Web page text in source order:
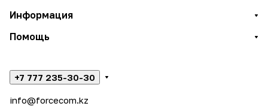
Информация
Помощь
+7 777 235-30-30
info@forcecom.kz